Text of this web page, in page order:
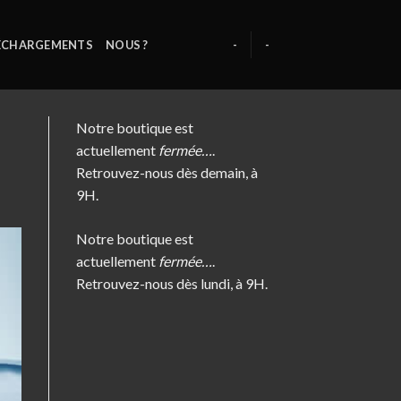
NOUS ? - -
Notre boutique est
actuellement fermée….
Retrouvez-nous dès demain, à
9H.
Notre boutique est
actuellement fermée….
Retrouvez-nous dès lundi, à 9H.